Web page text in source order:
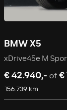
BMW X5
xDrive45e M
€ 42.940,- of€
156.739 km